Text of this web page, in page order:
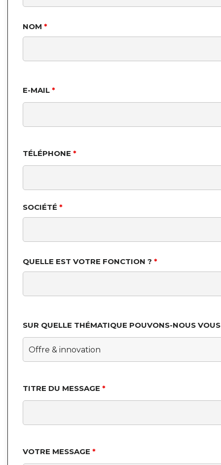
NOM *
E-MAIL *
TÉLÉPHONE *
SOCIÉTÉ *
QUELLE EST VOTRE FONCTION ? *
SUR QUELLE THÉMATIQUE POUVONS-NOUS
TITRE DU MESSAGE *
VOTRE MESSAGE *